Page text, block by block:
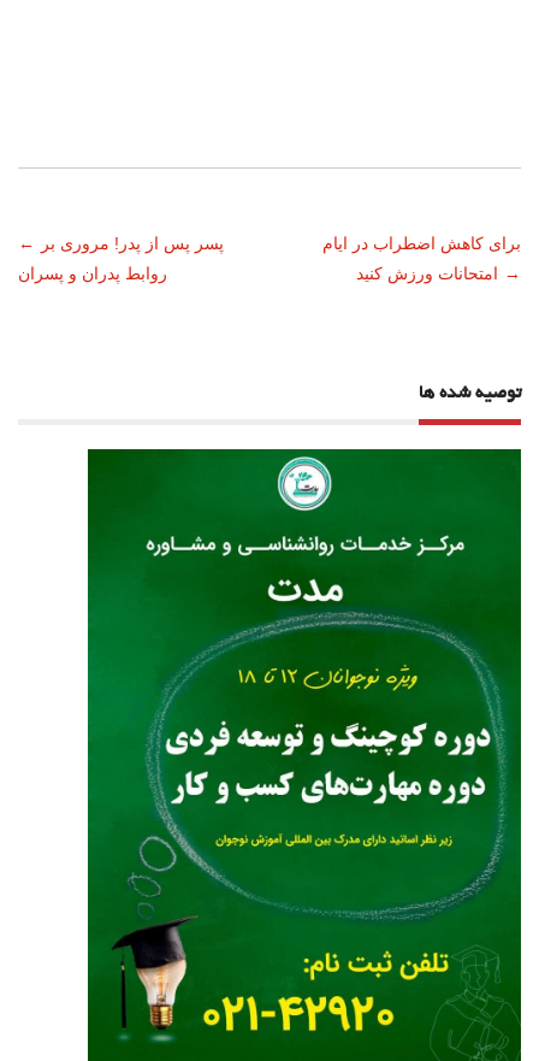
ناوبری
نوشته
←
پسر پس از پدر! مروری بر
روابط پدران و پسران
برای کاهش اضطراب در ایام
امتحانات ورزش کنید →
توصیه شده ها